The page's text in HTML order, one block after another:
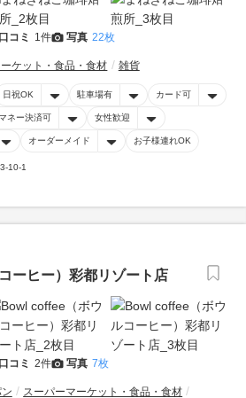
口コミ 1件 写真 22枚
ケット・食品・食材 雑貨
日祝OK 駐車場有 カード可
ネー決済可 女性歓迎
オーダーメイド お子様連れOK
10-1
ーヒー）彩都リゾート店
口コミ 2件 写真 7枚
スーパーマーケット・食品・食材